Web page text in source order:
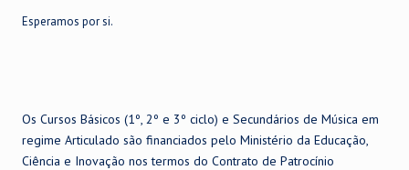
Esperamos por si.
Os Cursos Básicos (1º, 2º e 3º ciclo) e Secundários de Música em
regime Articulado são financiados pelo Ministério da Educação,
Ciência e Inovação nos termos do Contrato de Patrocínio